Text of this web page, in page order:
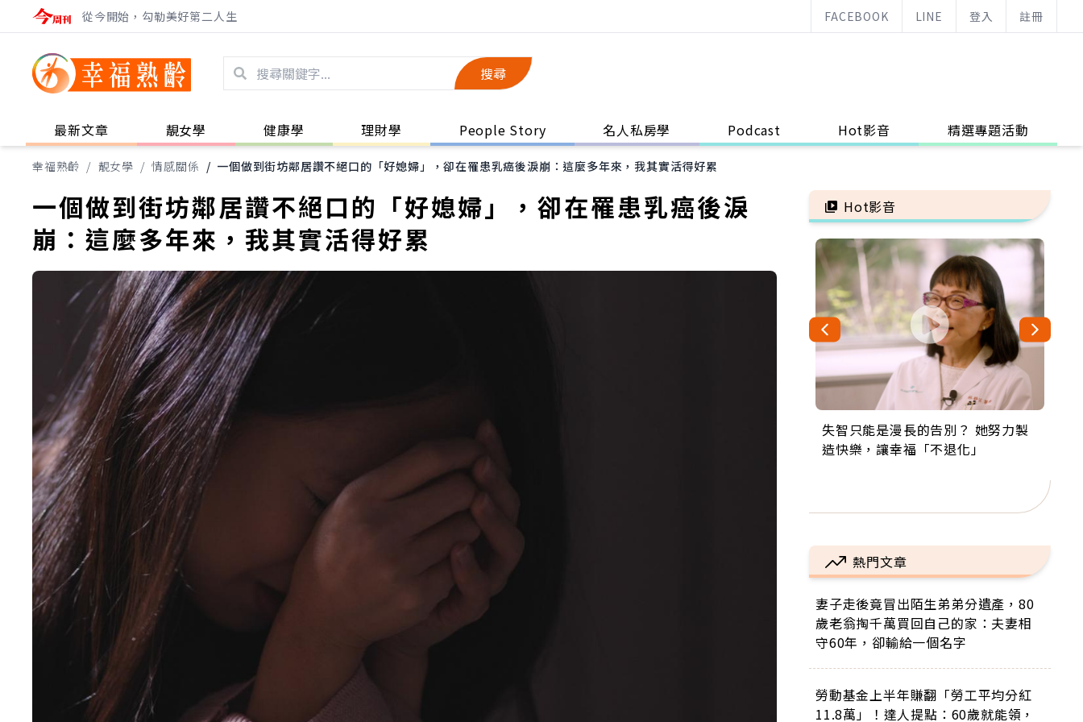
從今開始，勾勒美好第二人生 FACEBOOK LINE 登入 註冊
搜尋
最新文章 靚女學 健康學 理財學 People Story 名人私房學 Podcast Hot影音 精選專題活動
幸福熟齡 / 靚女學 / 情感關係 / 一個做到街坊鄰居讚不絕口的「好媳婦」，卻在罹患乳癌後淚崩：這麼多年來，我其實活得好累
一個做到街坊鄰居讚不絕口的「好媳婦」，卻在罹患乳癌後淚
崩：這麼多年來，我其實活得好累
Hot影音
失智只能是漫長的告別？ 她努力製
造快樂，讓幸福「不退化」
來自剛果的巧克力神父 為台灣奉獻
36年 「台灣是我的家，我連作夢都
63歲卸矽谷副總、搬回台灣找快
樂！「蛋黃哥小丑」走進安養院，
104歲打破金氏世界紀錄 成為全球
最年長羽球選手，分享長壽的秘密
事業巔峰他選擇追夢…黑手阿伯拉
小提琴還登上小巨蛋！連CNN都大
熱門文章
妻子走後竟冒出陌生弟弟分遺產，80
歲老翁掏千萬買回自己的家：夫妻相
守60年，卻輸給一個名字
勞動基金上半年賺翻「勞工平均分紅
11.8萬」！達人提點：60歲就能領，